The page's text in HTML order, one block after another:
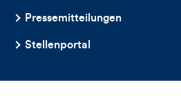
Pressemitteilungen
Stellenportal